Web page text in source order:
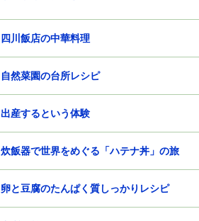
四川飯店の中華料理
自然菜園の台所レシピ
出産するという体験
炊飯器で世界をめぐる「ハテナ丼」の旅
卵と豆腐のたんぱく質しっかりレシピ